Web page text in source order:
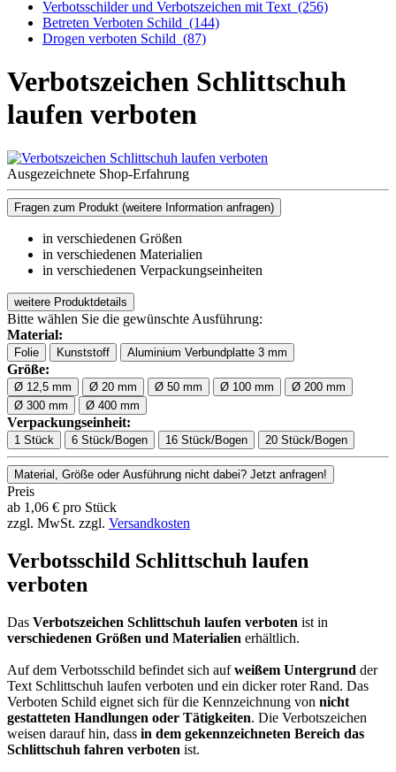
Verbotsschilder und Verbotszeichen mit Text (256)
Betreten Verboten Schild (144)
Drogen verboten Schild (87)
Verbotszeichen Schlittschuh
laufen verboten
Ausgezeichnete Shop-Erfahrung
Fragen zum Produkt (weitere Information anfragen)
in verschiedenen Größen
in verschiedenen Materialien
in verschiedenen Verpackungseinheiten
weitere Produktdetails
Bitte wählen Sie die gewünschte Ausführung:
Material:
Folie Kunststoff Aluminium Verbundplatte 3 mm
Größe:
Ø 12,5 mm Ø 20 mm Ø 50 mm Ø 100 mm
Ø 200 mm
Ø 300 mm
Ø 400 mm
Verpackungseinheit:
1 Stück 6 Stück/Bogen 16 Stück/Bogen 20 Stück/Bogen
Material, Größe oder Ausführung nicht dabei? Jetzt anfragen!
Preis
ab 1,06 € pro Stück
zzgl. MwSt. zzgl. Versandkosten
Verbotsschild Schlittschuh laufen
verboten
Das Verbotszeichen Schlittschuh laufen verboten ist in
verschiedenen Größen und Materialien erhältlich.
Auf dem Verbotsschild befindet sich aufweißem Untergrund der
Text Schlittschuh laufen verboten und ein dicker roter Rand. Das
Verboten Schild eignet sich für die Kennzeichnung von nicht
gestatteten Handlungen oder Tätigkeiten. Die Verbotszeichen
weisen darauf hin, dass in dem gekennzeichneten Bereich das
Schlittschuh fahren verboten ist.